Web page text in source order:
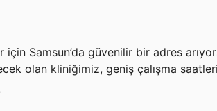
Samsun’da güvenilir bir adres
olan kliniğimiz, geniş çalışma